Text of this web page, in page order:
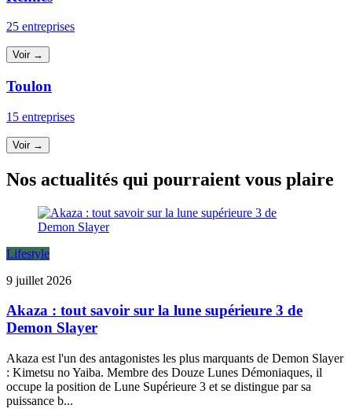
25 entreprises
Voir →
Toulon
15 entreprises
Voir →
Nos actualités qui pourraient vous plaire
Lifestyle
9 juillet 2026
Akaza : tout savoir sur la lune supérieure 3 de
Demon Slayer
Akaza est l'un des antagonistes les plus marquants de Demon Slayer
: Kimetsu no Yaiba. Membre des Douze Lunes Démoniaques, il
occupe la position de Lune Supérieure 3 et se distingue par sa
puissance b...